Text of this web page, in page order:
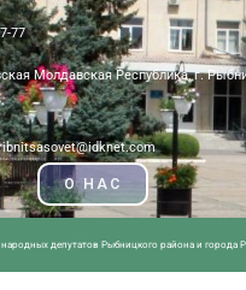
77
Молдавская Республика, г.
О НАС
депутатов Рыбницкого района и города